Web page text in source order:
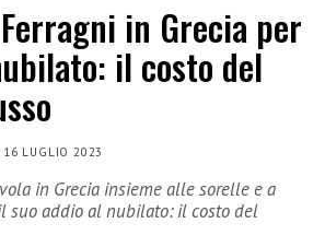
in Grecia per
il costo del
16 LUGLIO 2023
in Grecia insieme alle sorelle e a
suo addio al nubilato: il costo del